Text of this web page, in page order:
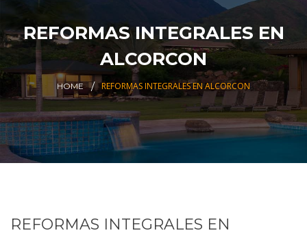
REFORMAS INTEGRALES EN
ALCORCON
HOME REFORMAS INTEGRALES EN ALCORCON
REFORMAS INTEGRALES EN